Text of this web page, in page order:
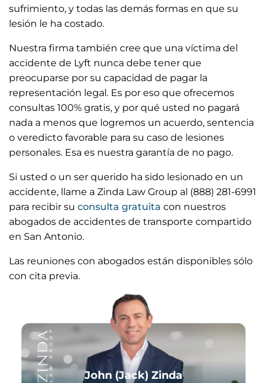
sufrimiento, y todas las demás formas en que su
lesión le ha costado.
Nuestra firma también cree que una víctima del
accidente de Lyft nunca debe tener que
preocuparse por su capacidad de pagar la
representación legal. Es por eso que ofrecemos
consultas 100% gratis, y por qué usted no pagará
nada a menos que logremos un acuerdo, sentencia
o veredicto favorable para su caso de lesiones
personales. Esa es nuestra garantía de no pago.
Si usted o un ser querido ha sido lesionado en un
accidente, llame a Zinda Law Group al (888) 281-6991
para recibir su consulta gratuita con nuestros
abogados de accidentes de transporte compartido
en San Antonio.
Las reuniones con abogados están disponibles sólo
con cita previa.
John (Jack) Zinda